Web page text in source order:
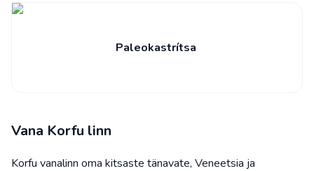
Paleokastrítsa
Vana Korfu linn
Korfu vanalinn oma kitsaste tänavate, Veneetsia ja